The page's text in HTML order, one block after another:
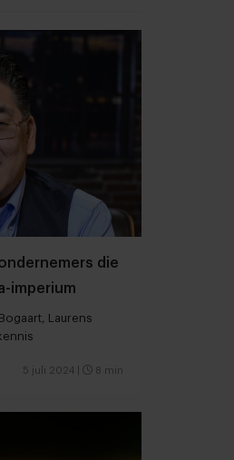
die
imperium
Laurens
5 juli 2024 8 min